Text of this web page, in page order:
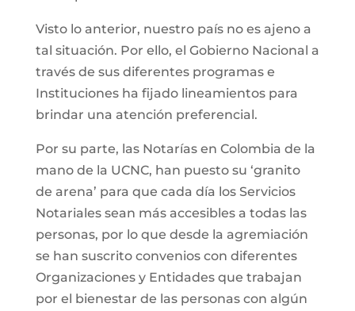
Visto lo anterior, nuestro país no es ajeno a
tal situación. Por ello, el Gobierno Nacional a
través de sus diferentes programas e
Instituciones ha fijado lineamientos para
brindar una atención preferencial.
Por su parte, las Notarías en Colombia de la
mano de la UCNC, han puesto su ‘granito
de arena’ para que cada día los Servicios
Notariales sean más accesibles a todas las
personas, por lo que desde la agremiación
se han suscrito convenios con diferentes
Organizaciones y Entidades que trabajan
por el bienestar de las personas con algún